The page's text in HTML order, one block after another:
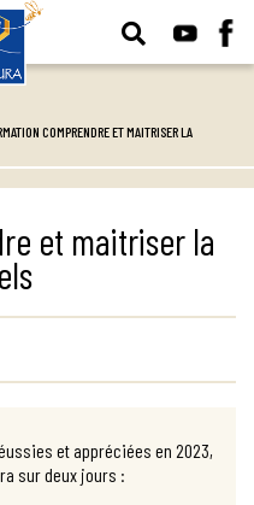
COMPRENDRE ET MAITRISER LA
et maitriser la
et appréciées en 2023,
sur deux jours :